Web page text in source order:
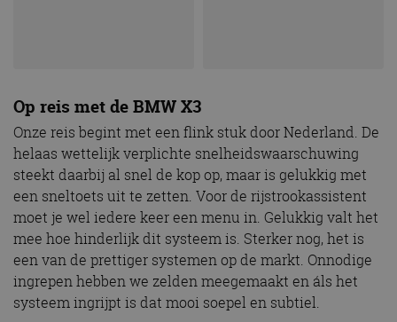
Op reis met de BMW X3
Onze reis begint met een flink stuk door Nederland. De
helaas wettelijk verplichte snelheidswaarschuwing
steekt daarbij al snel de kop op, maar is gelukkig met
een sneltoets uit te zetten. Voor de rijstrookassistent
moet je wel iedere keer een menu in. Gelukkig valt het
mee hoe hinderlijk dit systeem is. Sterker nog, het is
een van de prettiger systemen op de markt. Onnodige
ingrepen hebben we zelden meegemaakt en áls het
systeem ingrijpt is dat mooi soepel en subtiel.